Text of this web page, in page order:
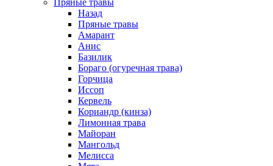
Пряные травы
Назад
Пряные травы
Амарант
Анис
Базилик
Бораго (огуречная трава)
Горчица
Иссоп
Кервель
Кориандр (кинза)
Лимонная трава
Майоран
Мангольд
Мелисса